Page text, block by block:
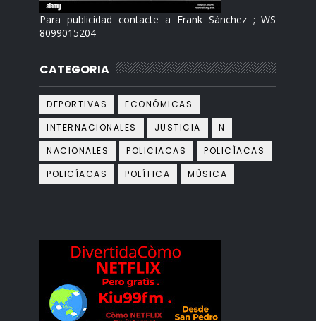
Para publicidad contacte a Frank Sànchez ; WS
8099015204
CATEGORIA
DEPORTIVAS
ECONÓMICAS
INTERNACIONALES
JUSTICIA
N
NACIONALES
POLICIACAS
POLICÌACAS
POLICÍACAS
POLÍTICA MÙSICA